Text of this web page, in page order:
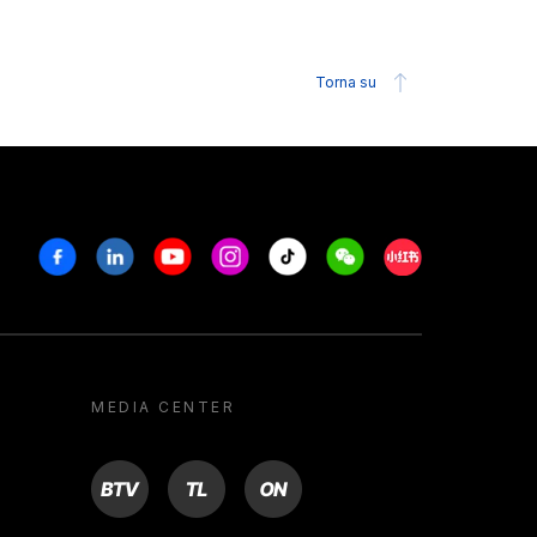
Torna su
FacebookLinkedinYoutubeInstagram
Tiktok WeechatXiaohongshu/
MEDIA CENTER
BTV TL ON